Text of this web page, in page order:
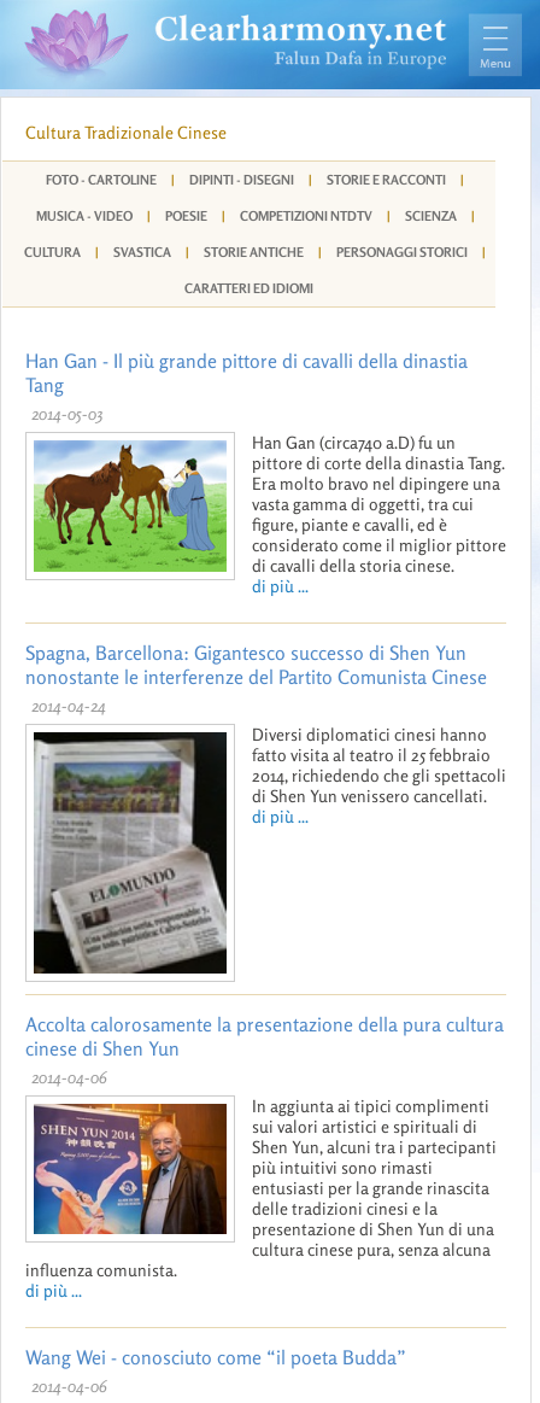
Cultura Tradizionale Cinese
FOTO - CARTOLINE | DIPINTI - DISEGNI | STORIE E RACCONTI |
MUSICA - VIDEO | POESIE | COMPETIZIONI NTDTV | SCIENZA |
CULTURA | SVASTICA | STORIE ANTICHE | PERSONAGGI STORICI |
CARATTERI ED IDIOMI
Han Gan - Il più grande pittore di cavalli della dinastia
Tang
2014-05-03
Han Gan (circa740 a.D) fu un
pittore di corte della dinastia Tang.
Era molto bravo nel dipingere una
vasta gamma di oggetti, tra cui
figure, piante e cavalli, ed è
considerato come il miglior pittore
di cavalli della storia cinese.
di più ...
Spagna, Barcellona: Gigantesco successo di Shen Yun
nonostante le interferenze del Partito Comunista Cinese
2014-04-24
Diversi diplomatici cinesi hanno
fatto visita al teatro il 25 febbraio
2014, richiedendo che gli spettacoli
di Shen Yun venissero cancellati.
di più ...
Accolta calorosamente la presentazione della pura cultura
cinese di Shen Yun
2014-04-06
In aggiunta ai tipici complimenti
sui valori artistici e spirituali di
Shen Yun, alcuni tra i partecipanti
più intuitivi sono rimasti
entusiasti per la grande rinascita
delle tradizioni cinesi e la
presentazione di Shen Yun di una
cultura cinese pura, senza alcuna
influenza comunista.
di più ...
Wang Wei - conosciuto come “il poeta Budda”
2014-04-06